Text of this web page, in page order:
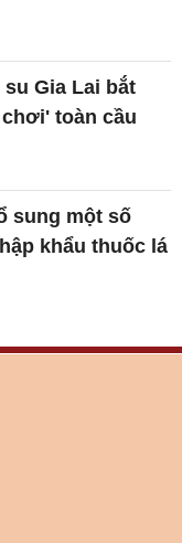
su Gia Lai bắt
toàn cầu
sung một số
khẩu thuốc lá